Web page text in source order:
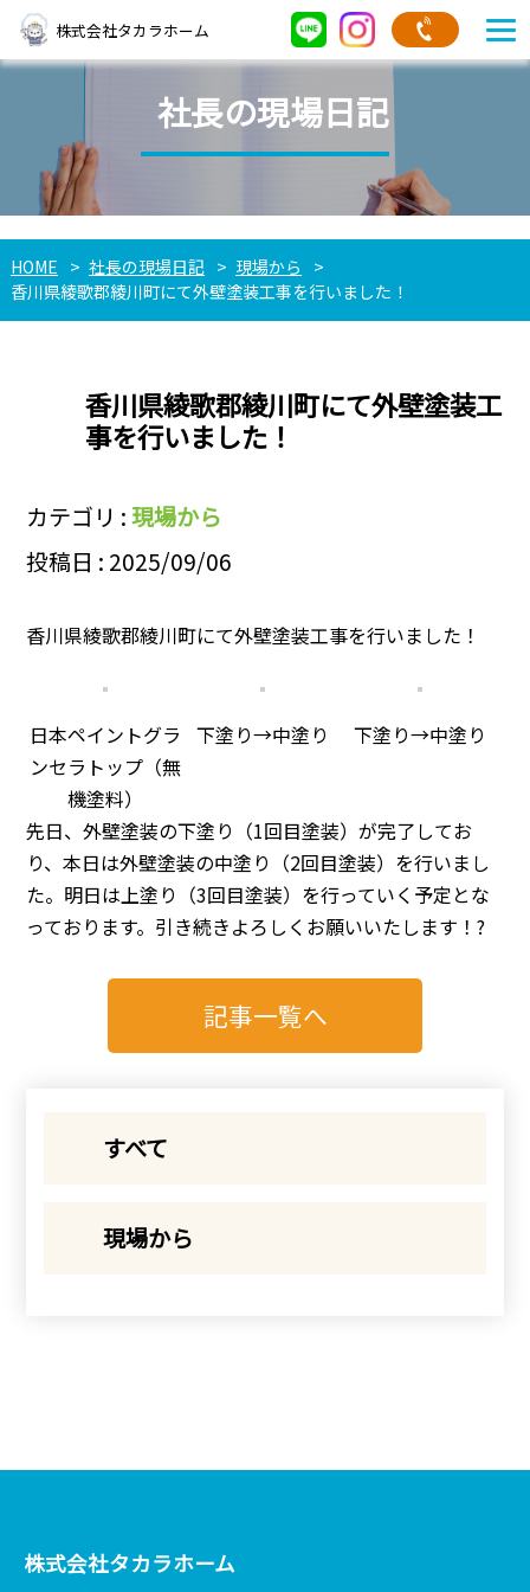
株式会社タカラホーム
社長の現場日記
HOME 社長の現場日記
現場から
香川県綾歌郡綾川町にて外壁塗装工事を行いました！
香川県綾歌郡綾川町にて外壁塗装工
事を行いました！
カテゴリ :現場から
投稿日 : 2025/09/06
香川県綾歌郡綾川町にて外壁塗装工事を行いました！
日本ペイントグラ
ンセラトップ（無
機塗料）
下塗り→中塗り 下塗り→中塗り
先日、外壁塗装の下塗り（1回目塗装）が完了してお
り、本日は外壁塗装の中塗り（2回目塗装）を行いまし
た。明日は上塗り（3回目塗装）を行っていく予定とな
っております。引き続きよろしくお願いいたします！?
記事一覧へ
すべて
現場から
株式会社タカラホーム